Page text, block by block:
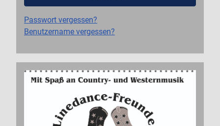
Passwort vergessen?
Benutzername vergessen?